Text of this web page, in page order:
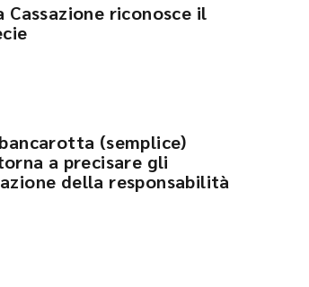
riconosce il
(semplice)
a precisare gli
della responsabilità